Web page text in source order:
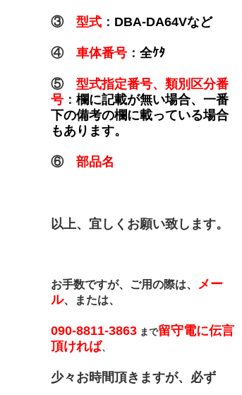
③ 型式 ： DBA-DA64Vなど
④ 車体番号 ： 全ｹﾀ
⑤ 型式指定番号、類別区分番
号 ： 欄に記載が無い場合、一番
下の備考の欄に載っている場合
もあります。
⑥ 部品名
以上、宜しくお願い致します。
お手数ですが、ご用の際は、 メー
ル、または、
090-8811-3863 まで留守電に伝言
頂ければ、
少々お時間頂きますが、必ず